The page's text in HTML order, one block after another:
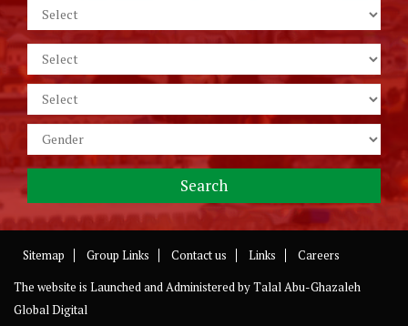
Sitemap Group Links Contact us Links
Careers
The website is Launched and Administered byTalal Abu-Ghazaleh
Global Digital